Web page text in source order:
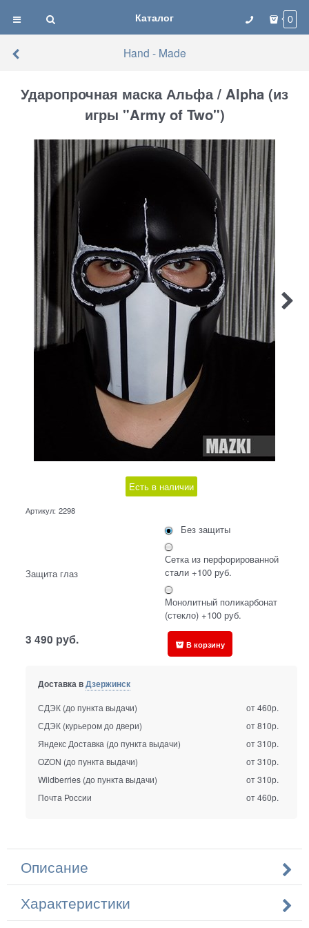
Каталог 0
Hand - Made
Ударопрочная маска Альфа / Alpha (из
игры "Army of Two")
Есть в наличии
Артикул: 2298
Защита глаз
Без защиты
Сетка из перфорированной
стали +100 руб.
Монолитный поликарбонат
(стекло) +100 руб.
3 490 руб. В корзину
Доставка вДзержинск
СДЭК (до пункта выдачи)
от 460р.
СДЭК (курьером до двери)
от 810р.
Яндекс Доставка (до пункта выдачи)
от 310р.
OZON (до пункта выдачи)
от 310р.
Wildberries (до пункта выдачи)
от 310р.
Почта России
от 460р.
Описание
Характеристики